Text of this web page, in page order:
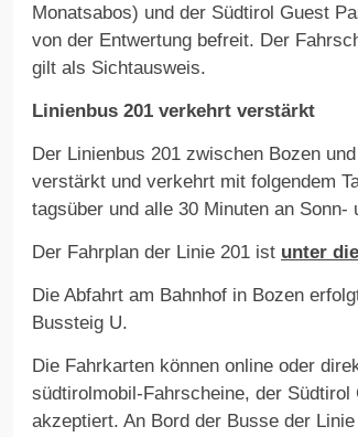
Monatsabos) und der Südtirol Guest
von der Entwertung befreit. Der
gilt als Sichtausweis.
Linienbus 201 verkehrt verstärkt
Der Linienbus 201 zwischen Bozen
verstärkt und verkehrt mit folgendem
tagsüber und alle 30 Minuten an Sonn-
Der Fahrplan der Linie 201 ist unter
Die Abfahrt am Bahnhof in Bozen
Bussteig U.
Die Fahrkarten können online oder
südtirolmobil-Fahrscheine, der
akzeptiert. An Bord der Busse der